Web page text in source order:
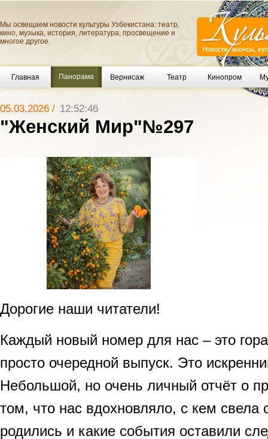
Мы освещаем новости культуры Узбекистана: театр,
кино, музыка, история, литература, просвещение и
многое другое.
Главная Панорама Вернисаж Театр Кинопром
05.03.2026 / 12:52:46
"Женский Мир"№297
Дорогие наши читатели!
Каждый новый номер для нас – это
просто очередной выпуск. Это
Небольшой, но очень личный отчёт о
том, что нас вдохновляло, с кем свела
родились и какие события оставили